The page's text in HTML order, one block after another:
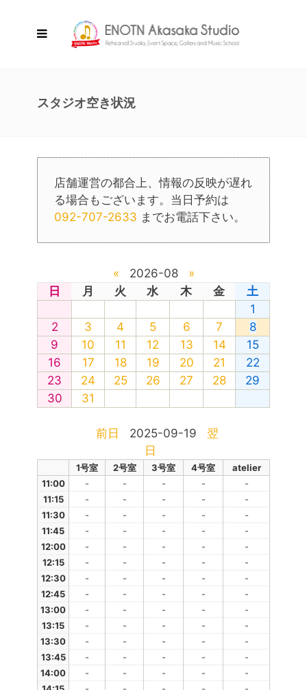
スタジオ空き状況
店舗運営の都合上、情報の反映が遅れ
る場合もございます。当日予約は
092-707-2633 までお電話下さい。
« 2026-08
»
日
月 火 水 木 金
土
1
2
3 4 5 6 7
8
9
10 11 12 13 14
15
16
17 18 19 20 21
22
23
24 25 26 27 28
29
30
31
前日 2025-09-19
翌
日
1号室 2号室 3号室 4号室
atelier
11:00
- - - -
-
11:15
- - - -
-
11:30
- - - -
-
11:45
- - - -
-
12:00
- - - -
-
12:15
- - - -
-
12:30
- - - -
-
12:45
- - - -
-
13:00
- - - -
-
13:15
- - - -
-
13:30
- - - -
-
13:45
- - - -
-
14:00
- - - -
-